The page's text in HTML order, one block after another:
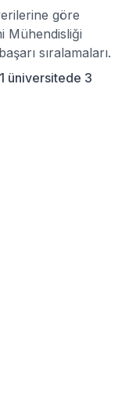
göre
Mühendisliği
sıralamaları.
üniversitede 3